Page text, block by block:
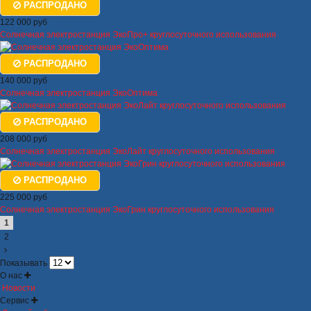
РАСПРОДАНО
122 000 руб
Солнечная электростанция ЭкоПро+ круглосуточного использования
РАСПРОДАНО
140 000 руб
Солнечная электростанция ЭкоОптима
РАСПРОДАНО
208 000 руб
Солнечная электростанция ЭкоЛайт круглосуточного использования
РАСПРОДАНО
225 000 руб
Солнечная электростанция ЭкоГрин круглосуточного использования
1
2
Показывать
О нас
Новости
Сервис